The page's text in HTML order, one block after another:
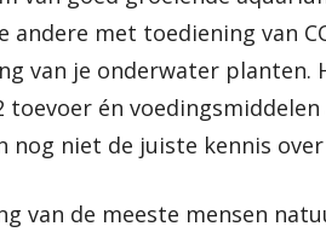
andere met toediening van
van je onderwater
toevoer én
nog niet de juiste kennis
van de meeste mensen